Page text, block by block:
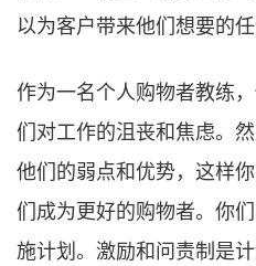
以为客户带来他们想要的
作为一名个人购物者教练
们对工作的沮丧和焦虑。
他们的弱点和优势，这样
们成为更好的购物者。你
施计划。激励和问责制是